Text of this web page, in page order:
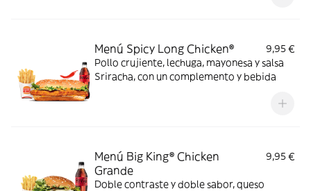
Menú Spicy Long Chicken®
9,95 €
Pollo crujiente, lechuga, mayonesa y salsa
Sriracha, con un complemento y bebida
Menú Big King® Chicken
Grande
9,95 €
Doble contraste y doble sabor, queso